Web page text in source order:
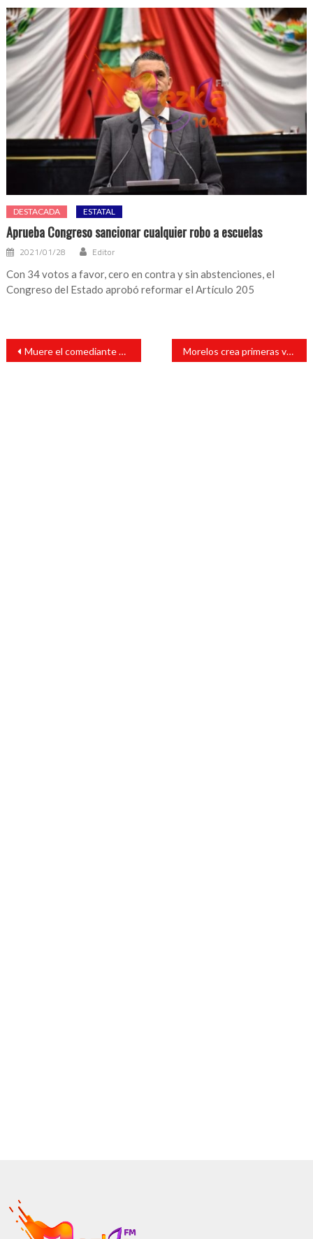
DESTACADA ESTATAL
Aprueba Congreso sancionar cualquier robo a escuelas
2021/01/28 Editor
Con 34 votos a favor, cero en contra y sin abstenciones, el
Congreso del Estado aprobó reformar el Artículo 205
Navegación
entradas
Muere el comediante Perry Kurtz tras ser atropellado; responsable escapa Morelos crea primeras variedades de nochebuenas mexicanas con registro nacional e internacional